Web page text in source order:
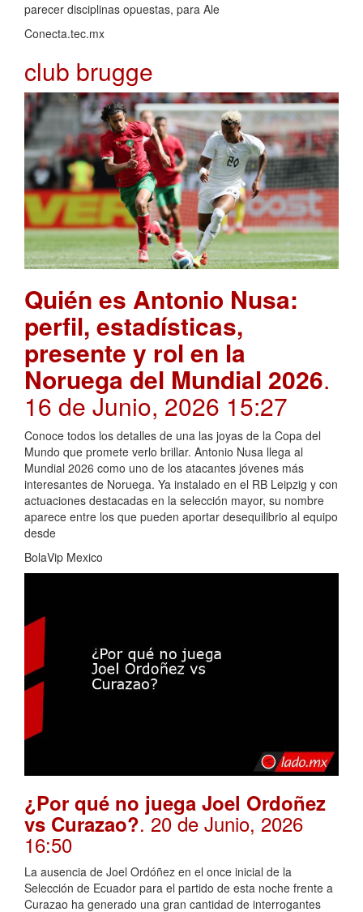
parecer disciplinas opuestas, para Ale
Conecta.tec.mx
club brugge
Quién es Antonio Nusa:
perfil, estadísticas,
presente y rol en la
Noruega del Mundial 2026.
16 de Junio, 2026 15:27
Conoce todos los detalles de una las joyas de la Copa del
Mundo que promete verlo brillar. Antonio Nusa llega al
Mundial 2026 como uno de los atacantes jóvenes más
interesantes de Noruega. Ya instalado en el RB Leipzig y con
actuaciones destacadas en la selección mayor, su nombre
aparece entre los que pueden aportar desequilibrio al equipo
desde
BolaVip Mexico
¿Por qué no juega Joel Ordoñez
vs Curazao?. 20 de Junio, 2026
16:50
La ausencia de Joel Ordóñez en el once inicial de la
Selección de Ecuador para el partido de esta noche frente a
Curazao ha generado una gran cantidad de interrogantes